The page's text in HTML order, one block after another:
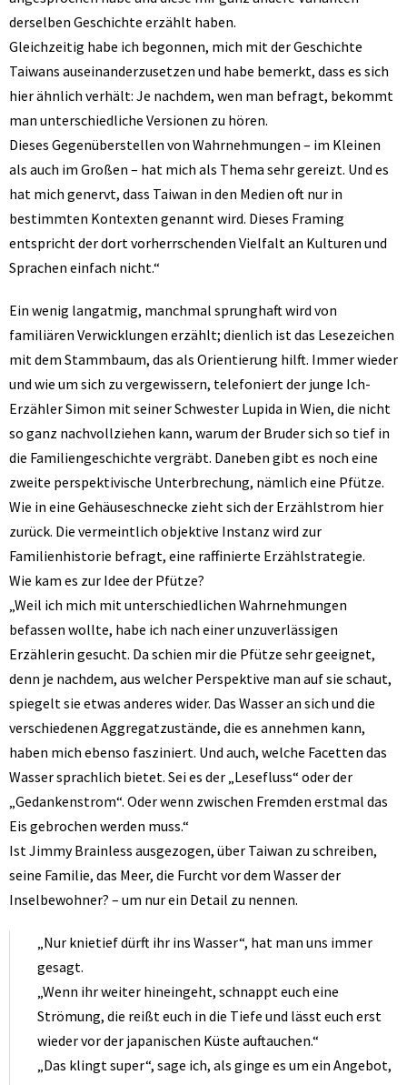
derselben Geschichte erzählt haben.
Gleichzeitig habe ich begonnen, mich mit der Geschichte
Taiwans auseinanderzusetzen und habe bemerkt, dass es sich
hier ähnlich verhält: Je nachdem, wen man befragt, bekommt
man unterschiedliche Versionen zu hören.
Dieses Gegenüberstellen von Wahrnehmungen – im Kleinen
als auch im Großen – hat mich als Thema sehr gereizt. Und es
hat mich genervt, dass Taiwan in den Medien oft nur in
bestimmten Kontexten genannt wird. Dieses Framing
entspricht der dort vorherrschenden Vielfalt an Kulturen und
Sprachen einfach nicht.“
Ein wenig langatmig, manchmal sprunghaft wird von
familiären Verwicklungen erzählt; dienlich ist das Lesezeichen
mit dem Stammbaum, das als Orientierung hilft. Immer wieder
und wie um sich zu vergewissern, telefoniert der junge Ich-
Erzähler Simon mit seiner Schwester Lupida in Wien, die nicht
so ganz nachvollziehen kann, warum der Bruder sich so tief in
die Familiengeschichte vergräbt. Daneben gibt es noch eine
zweite perspektivische Unterbrechung, nämlich eine Pfütze.
Wie in eine Gehäuseschnecke zieht sich der Erzählstrom hier
zurück. Die vermeintlich objektive Instanz wird zur
Familienhistorie befragt, eine raffinierte Erzählstrategie.
Wie kam es zur Idee der Pfütze?
„Weil ich mich mit unterschiedlichen Wahrnehmungen
befassen wollte, habe ich nach einer unzuverlässigen
Erzählerin gesucht. Da schien mir die Pfütze sehr geeignet,
denn je nachdem, aus welcher Perspektive man auf sie schaut,
spiegelt sie etwas anderes wider. Das Wasser an sich und die
verschiedenen Aggregatzustände, die es annehmen kann,
haben mich ebenso fasziniert. Und auch, welche Facetten das
Wasser sprachlich bietet. Sei es der „Lesefluss“ oder der
„Gedankenstrom“. Oder wenn zwischen Fremden erstmal das
Eis gebrochen werden muss.“
Ist Jimmy Brainless ausgezogen, über Taiwan zu schreiben,
seine Familie, das Meer, die Furcht vor dem Wasser der
Inselbewohner? – um nur ein Detail zu nennen.
„Nur knietief dürft ihr ins Wasser“, hat man uns immer
gesagt.
„Wenn ihr weiter hineingeht, schnappt euch eine
Strömung, die reißt euch in die Tiefe und lässt euch erst
wieder vor der japanischen Küste auftauchen.“
„Das klingt super“, sage ich, als ginge es um ein Angebot,